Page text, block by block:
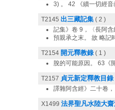
3) 。 42 《續一切經音
T2145 出三藏記集 ( 2 )
記集》卷 9，〈長阿
預親承之末。 故 略記
T2154 開元釋教錄( 1 )
脫的可能原因。 63《
T2157 貞元新定釋教目錄
譯雜阿含經》二十卷
X1499 法界聖凡水陸大